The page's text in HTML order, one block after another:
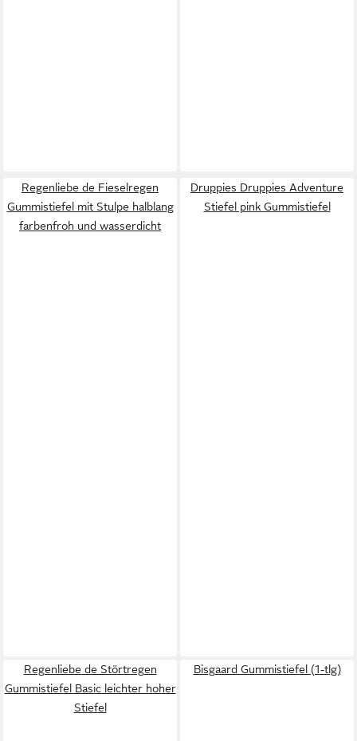
Regenliebe de Fieselregen
Gummistiefel mit Stulpe halblang
farbenfroh und wasserdicht
Druppies Druppies Adventure
Stiefel pink Gummistiefel
Regenliebe de Störtregen
Gummistiefel Basic leichter hoher
Stiefel
Bisgaard Gummistiefel (1-tlg)